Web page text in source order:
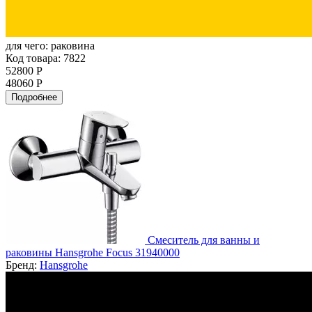
для чего: раковина
Код товара: 7822
52800 Р
48060 Р
Подробнее
Смеситель для ванны и
раковины Hansgrohe Focus 31940000
Бренд: Hansgrohe